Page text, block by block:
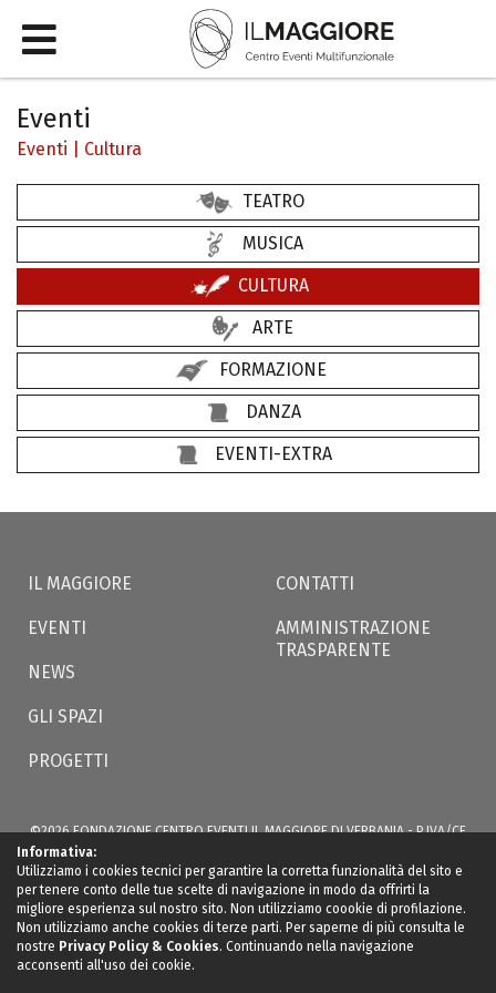
Eventi
Eventi Cultura
TEATRO
MUSICA
CULTURA
ARTE
FORMAZIONE
DANZA
EVENTI-EXTRA
IL MAGGIORE
EVENTI
NEWS
GLI SPAZI
PROGETTI
CONTATTI
AMMINISTRAZIONE
TRASPARENTE
©2026 FONDAZIONE CENTRO EVENTI IL MAGGIORE DI VERBANIA - P.IVA/CF
02566350035 - VIA S. BERNARDINO, 49 -
PRIVACY
Informativa:
Utilizziamo i cookies tecnici per garantire la corretta funzionalità del sito e
per tenere conto delle tue scelte di navigazione in modo da offrirti la
migliore esperienza sul nostro sito. Non utilizziamo coookie di profilazione.
Non utilizziamo anche cookies di terze parti. Per saperne di più consulta le
nostre Privacy Policy & Cookies. Continuando nella navigazione
acconsenti all'uso dei cookie.